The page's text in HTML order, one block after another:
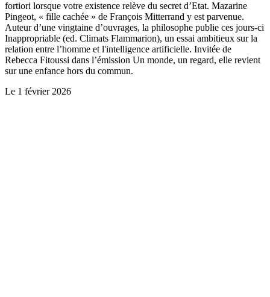
fortiori lorsque votre existence relève du secret d’Etat. Mazarine
Pingeot, « fille cachée » de François Mitterrand y est parvenue.
Auteur d’une vingtaine d’ouvrages, la philosophe publie ces jours-ci
Inappropriable (ed. Climats Flammarion), un essai ambitieux sur la
relation entre l’homme et l'intelligence artificielle. Invitée de
Rebecca Fitoussi dans l’émission Un monde, un regard, elle revient
sur une enfance hors du commun.
Le 1 février 2026